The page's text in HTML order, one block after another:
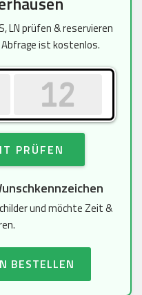
LN prüfen & reservieren
ist kostenlos.
PRÜFEN
und möchte Zeit &
BESTELLEN